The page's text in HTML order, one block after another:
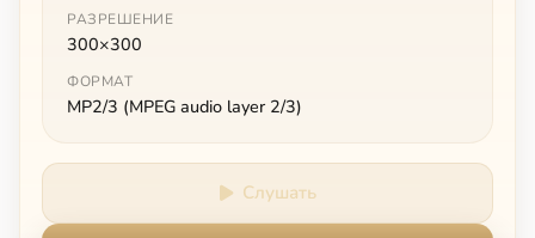
РАЗРЕШЕНИЕ
300×300
ФОРМАТ
MP2/3 (MPEG audio layer 2/3)
Слушать